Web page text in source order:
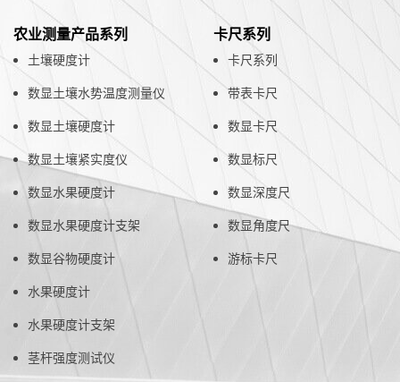
农业测量产品系列
土壤硬度计
数显土壤水势温度测量仪
数显土壤硬度计
数显土壤紧实度仪
数显水果硬度计
数显水果硬度计支架
数显谷物硬度计
水果硬度计
水果硬度计支架
茎杆强度测试仪
卡尺系列
卡尺系列
带表卡尺
数显卡尺
数显标尺
数显深度尺
数显角度尺
游标卡尺